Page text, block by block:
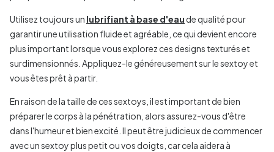
Utilisez toujours un lubrifiant à base d'eau de qualité pour
garantir une utilisation fluide et agréable, ce qui devient encore
plus important lorsque vous explorez ces designs texturés et
surdimensionnés. Appliquez-le généreusement sur le sextoy et
vous êtes prêt à partir.
En raison de la taille de ces sextoys, il est important de bien
préparer le corps à la pénétration, alors assurez-vous d'être
dans l'humeur et bien excité. Il peut être judicieux de commencer
avec un sextoy plus petit ou vos doigts, car cela aidera à